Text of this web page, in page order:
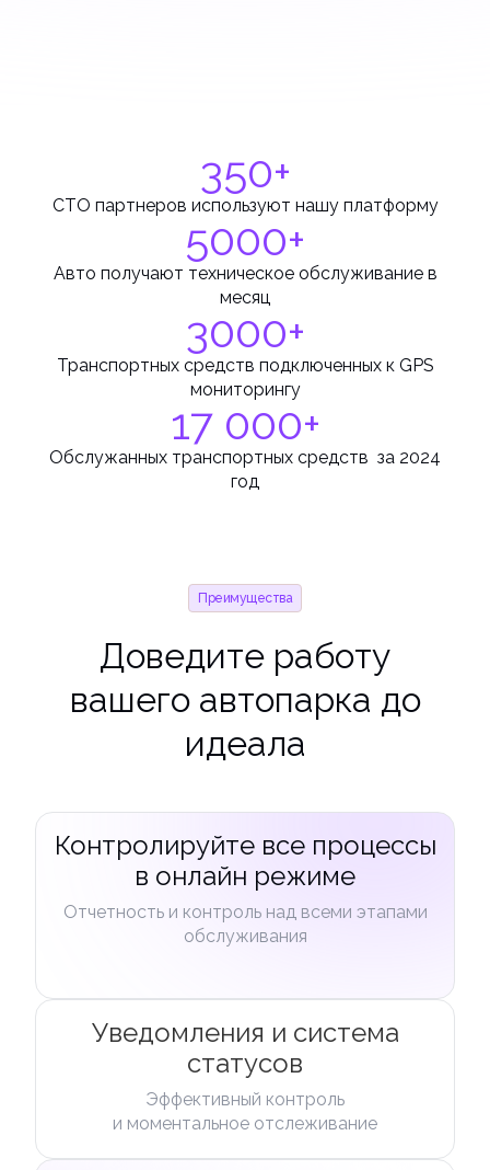
350+
СТО партнеров используют нашу платформу
5000+
Авто получают техническое обслуживание в
месяц
3000+
Транспортных средств подключенных к GPS
мониторингу
17 000+
Обслужанных транспортных средств за 2024
год
Преимущества
Доведите работу
вашего автопарка до
идеала
Контролируйте все процессы
в онлайн режиме
Отчетность и контроль над всеми этапами
обслуживания
Уведомления и система
статусов
Эффективный контроль
и моментальное отслеживание